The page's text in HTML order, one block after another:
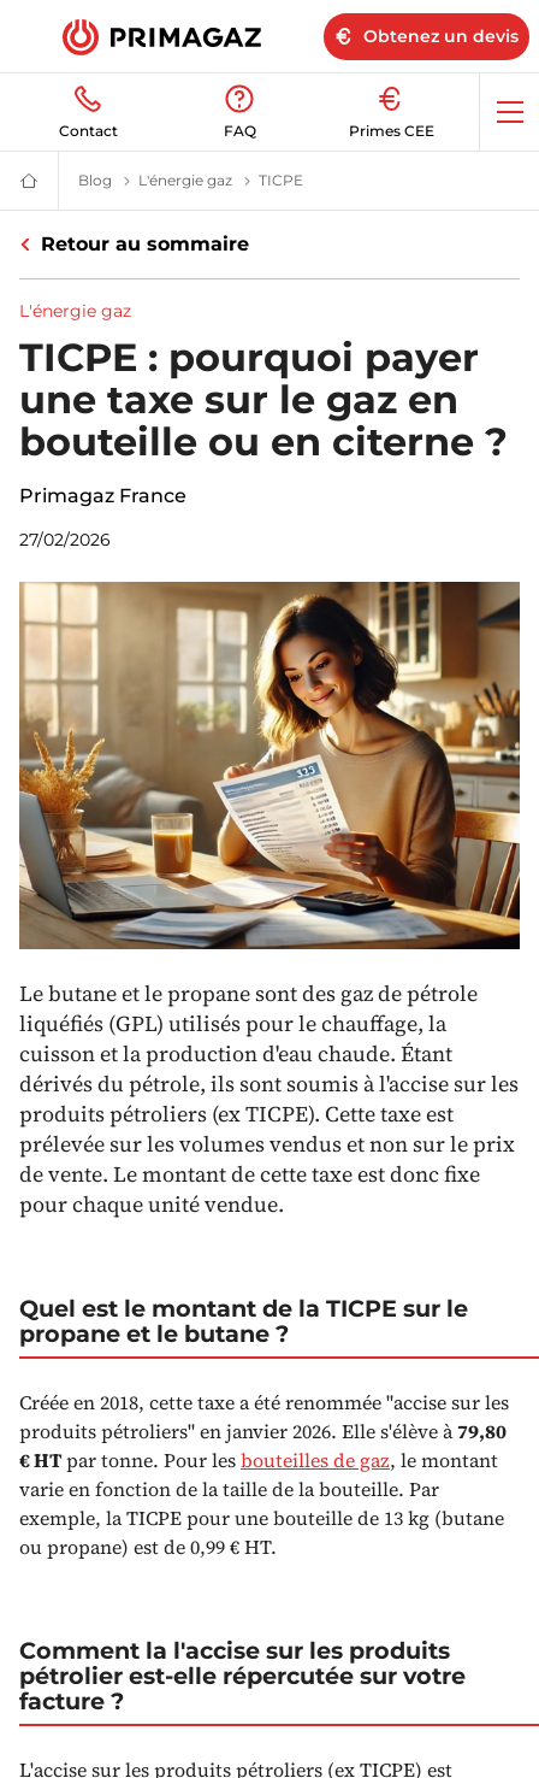
Obtenez un devis
Contact FAQ Primes CEE
Fournisseur
gaz
et
:
citerne,
bouteille,
GPL
Primagaz
Blog Blog | Primagaz
L'énergie gaz Le gaz propane et butane | Blog
TICPE
Retour au sommaire
L'énergie gaz
TICPE : pourquoi payer
une taxe sur le gaz en
bouteille ou en citerne ?
Primagaz France
27/02/2026
Le butane et le propane sont des gaz de pétrole
liquéfiés (GPL) utilisés pour le chauffage, la
cuisson et la production d'eau chaude. Étant
dérivés du pétrole, ils sont soumis à l'accise sur les
produits pétroliers (ex TICPE). Cette taxe est
prélevée sur les volumes vendus et non sur le prix
de vente. Le montant de cette taxe est donc fixe
pour chaque unité vendue.
Quel est le montant de la TICPE sur le
propane et le butane ?
Créée en 2018, cette taxe a été renommée "accise sur les
produits pétroliers" en janvier 2026. Elle s'élève à79,80
€ HTpar tonne. Pour lesbouteilles de gaz, le montant
varie en fonction de la taille de la bouteille. Par
exemple, la TICPE pour une bouteille de 13 kg (butane
ou propane) est de 0,99 € HT.
Comment la l'accise sur les produits
pétrolier est-elle répercutée sur votre
facture ?
L'accise sur les produits pétroliers (ex TICPE) est